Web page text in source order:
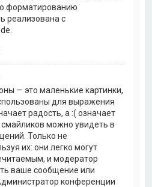
форматированию
реализована с
— это маленькие картинки,
для выражения
радость, а :( означает
смайликов можно увидеть в
Только не
их: они легко могут
и модератор
ваше сообщение или
конференции